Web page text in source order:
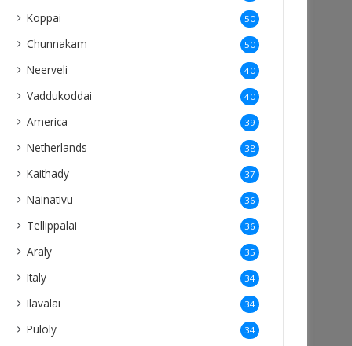
Koppai 50
Chunnakam 50
Neerveli 40
Vaddukoddai 40
America 39
Netherlands 38
Kaithady 37
Nainativu 36
Tellippalai 36
Araly 35
Italy 34
Ilavalai 34
Puloly 34